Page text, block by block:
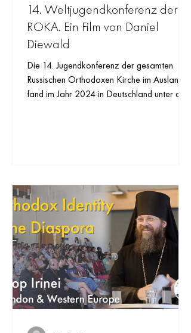
14. Weltjugendkonferenz der
ROKA. Ein Film von Daniel
Diewald
Die 14. Jugendkonferenz der gesamten
Russischen Orthodoxen Kirche im Ausland
fand im Jahr 2024 in Deutschland unter dem